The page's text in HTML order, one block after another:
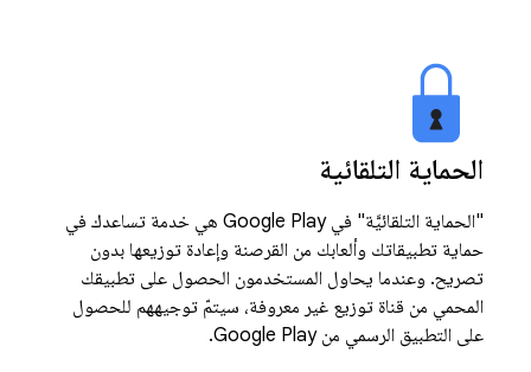
الحماية التلقائية
"الحماية التلقائيَّة" في Google Play هي خدمة تساعدك في
حماية تطبيقاتك وألعابك من القرصنة وإعادة توزيعها بدون
تصريح. وعندما يحاول المستخدمون الحصول على تطبيقك
المحمي من قناة توزيع غير معروفة، سيتمّ توجيههم للحصول
على التطبيق الرسمي من Google Play.